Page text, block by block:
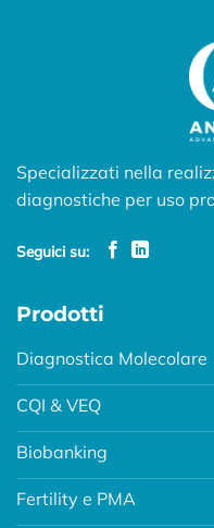
Specializzati nella
diagnostiche per uso
Seguici su:
Prodotti
Diagnostica Molecolare
CQI & VEQ
Biobanking
Fertility e PMA